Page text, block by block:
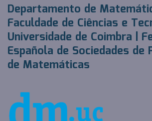
Departamento de
Faculdade de Ciências e
Universidade de Coimbra |
Española de Sociedades de
de Matemáticas